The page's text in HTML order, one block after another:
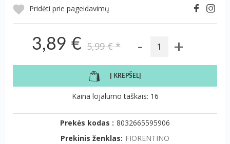
Pridėti prie pageidavimų
3,89 € 5,99 €* - +
Į KREPŠELĮ
Kaina lojalumo taškais: 16
Prekės kodas : 8032665595906
Prekinis ženklas: FIORENTINO